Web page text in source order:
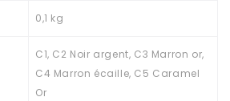
0,1 kg
C1, C2 Noir argent, C3 Marron or,
C4 Marron écaille, C5 Caramel
Or